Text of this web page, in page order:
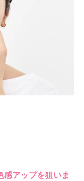
アップを狙いま